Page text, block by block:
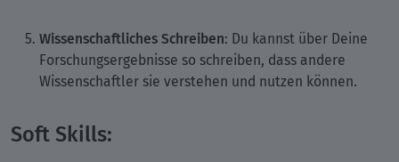
Wissenschaftliches Schreiben: Du kannst über Deine
Forschungsergebnisse so schreiben, dass andere
Wissenschaftler sie verstehen und nutzen können.
Soft Skills: